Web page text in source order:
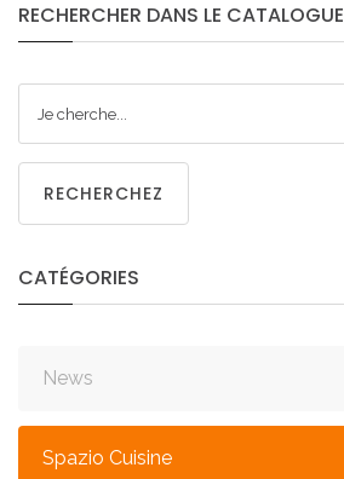
RECHERCHER DANS LE CATALOGUE
RECHERCHEZ
CATÉGORIES
News
Spazio Cuisine